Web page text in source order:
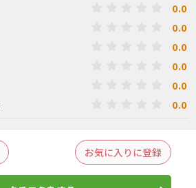
0.0
0.0
0.0
0.0
0.0
0.0
お気に入りに登録